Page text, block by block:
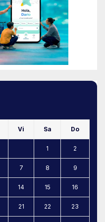
Vi Sa Do
1 2
7 8 9
14 15 16
21 22 23